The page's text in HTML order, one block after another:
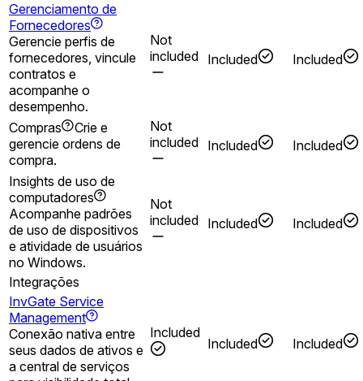
Gerenciamento de
Fornecedores
Gerencie perfis de
fornecedores, vincule
contratos e
acompanhe o
desempenho.
Not
included Included Included
Compras
Crie e
gerencie ordens de
compra.
Not
included Included Included
Insights de uso de
computadores
Acompanhe padrões
de uso de dispositivos
e atividade de usuários
no Windows.
Not
included Included Included
Integrações
InvGate Service
Management
Conexão nativa entre
seus dados de ativos e
a central de serviços
Included
Included Included